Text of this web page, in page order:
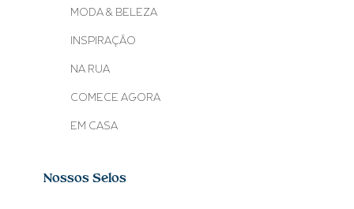
MODA & BELEZA
INSPIRAÇÃO
NA RUA
COMECE AGORA
EM CASA
Nossos Selos